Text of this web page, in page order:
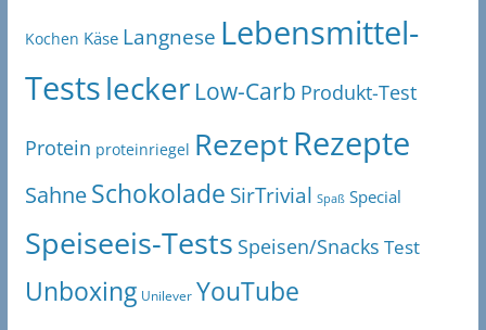
Kochen Käse Langnese Lebensmittel-
Testslecker Low-Carb Produkt-Test
Protein proteinriegel RezeptRezepte
SahneSchokolade SirTrivial Spaß Special
Speiseeis-Tests Speisen/Snacks Test
Unboxing Unilever YouTube